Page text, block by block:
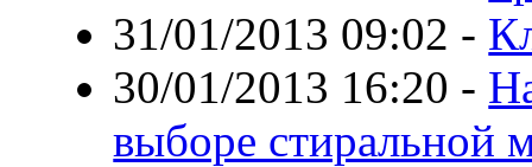
31/01/2013 09:02 -
30/01/2013 16:20 -
выборе стиральной